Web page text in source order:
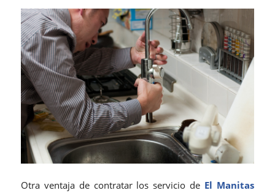
Otra ventaja de contratar los servicio de El Manitas